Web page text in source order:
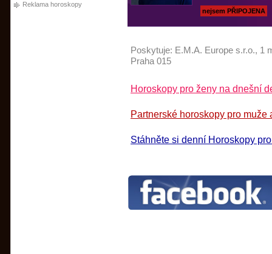
Reklama horoskopy
nejsem PŘIPOJENA
Poskytuje: E.M.A. Europe s.r.o., 1
Praha 015
Horoskopy pro ženy na dnešní
Partnerské horoskopy pro
Stáhněte si denní Horoskopy